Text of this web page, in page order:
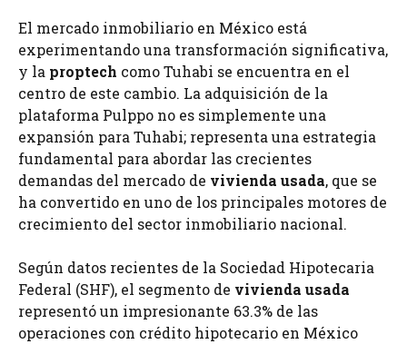
El mercado inmobiliario en México está
experimentando una transformación significativa,
y la proptech como Tuhabi se encuentra en el
centro de este cambio. La adquisición de la
plataforma Pulppo no es simplemente una
expansión para Tuhabi; representa una estrategia
fundamental para abordar las crecientes
demandas del mercado de vivienda usada, que se
ha convertido en uno de los principales motores de
crecimiento del sector inmobiliario nacional.
Según datos recientes de la Sociedad Hipotecaria
Federal (SHF), el segmento de vivienda usada
representó un impresionante 63.3% de las
operaciones con crédito hipotecario en México